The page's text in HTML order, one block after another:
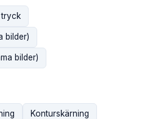
tryck
bilder)
bilder)
Konturskärning